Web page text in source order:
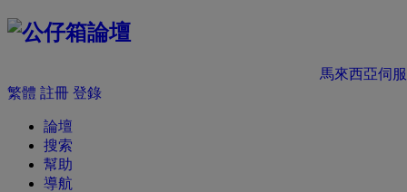
馬來西亞伺
繁體 註冊 登錄
論壇
搜索
幫助
導航